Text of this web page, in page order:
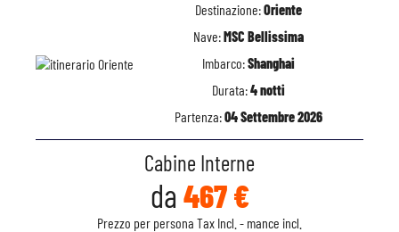
Destinazione:Oriente
Nave:MSC Bellissima
Imbarco:Shanghai
Durata:4 notti
Partenza:04 Settembre 2026
Cabine Interne
da 467 €
Prezzo per persona Tax Incl. - mance incl.